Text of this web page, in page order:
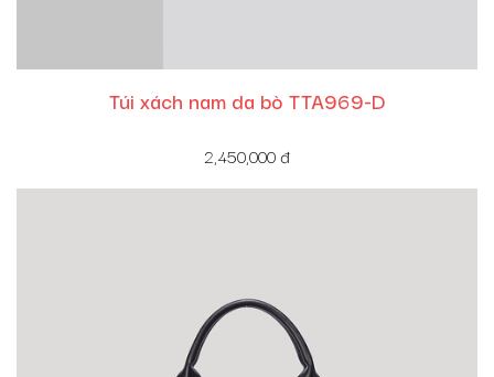
Túi xách nam da bò TTA969-D
2,450,000đ